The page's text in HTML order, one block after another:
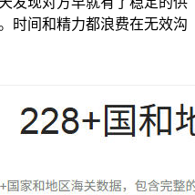
时间和精力都浪费在无效沟